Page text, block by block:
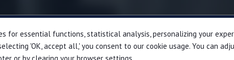
© 2018 GEORGE WANG
Best viewed with Google Chrome,
for essential functions, statistical analysis, personalizing your
'OK, accept all,' you consent to our cookie usage. You can